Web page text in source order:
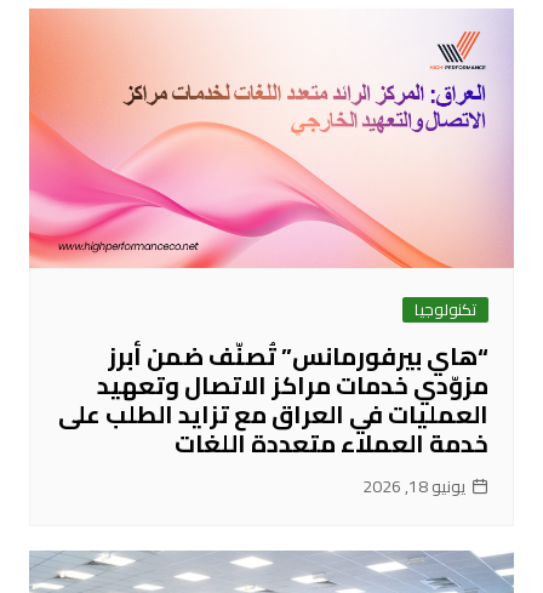
تكنولوجيا
“هاي بيرفورمانس” تُصنّف ضمن أبرز
مزوّدي خدمات مراكز الاتصال وتعهيد
العمليات في العراق مع تزايد الطلب على
خدمة العملاء متعددة اللغات
يونيو 18, 2026